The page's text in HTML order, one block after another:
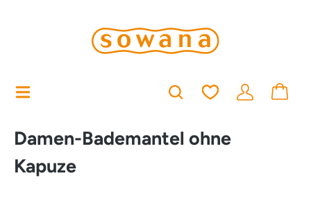
Du hast 0
Damen-Bademantel ohne
Kapuze